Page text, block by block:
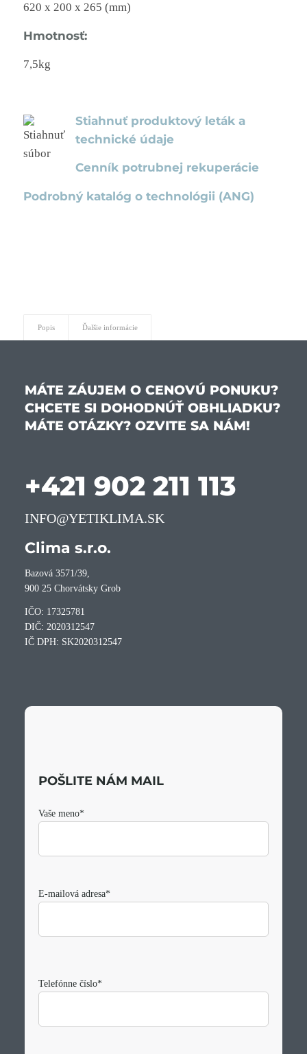
620 x 200 x 265 (mm)
Hmotnosť:
7,5kg
Stiahnuť produktový leták a
technické údaje
Cenník potrubnej rekuperácie
Podrobný katalóg o technológii (ANG)
Popis Ďalšie informácie
MÁTE ZÁUJEM O CENOVÚ PONUKU?
CHCETE SI DOHODNÚŤ OBHLIADKU?
MÁTE OTÁZKY? OZVITE SA NÁM!
+421 902 211 113
INFO@YETIKLIMA.SK
Clima s.r.o.
Bazová 3571/39,
900 25 Chorvátsky Grob
IČO: 17325781
DIČ: 2020312547
IČ DPH: SK2020312547
POŠLITE NÁM MAIL
Vaše meno*
E-mailová adresa*
Telefónne číslo*